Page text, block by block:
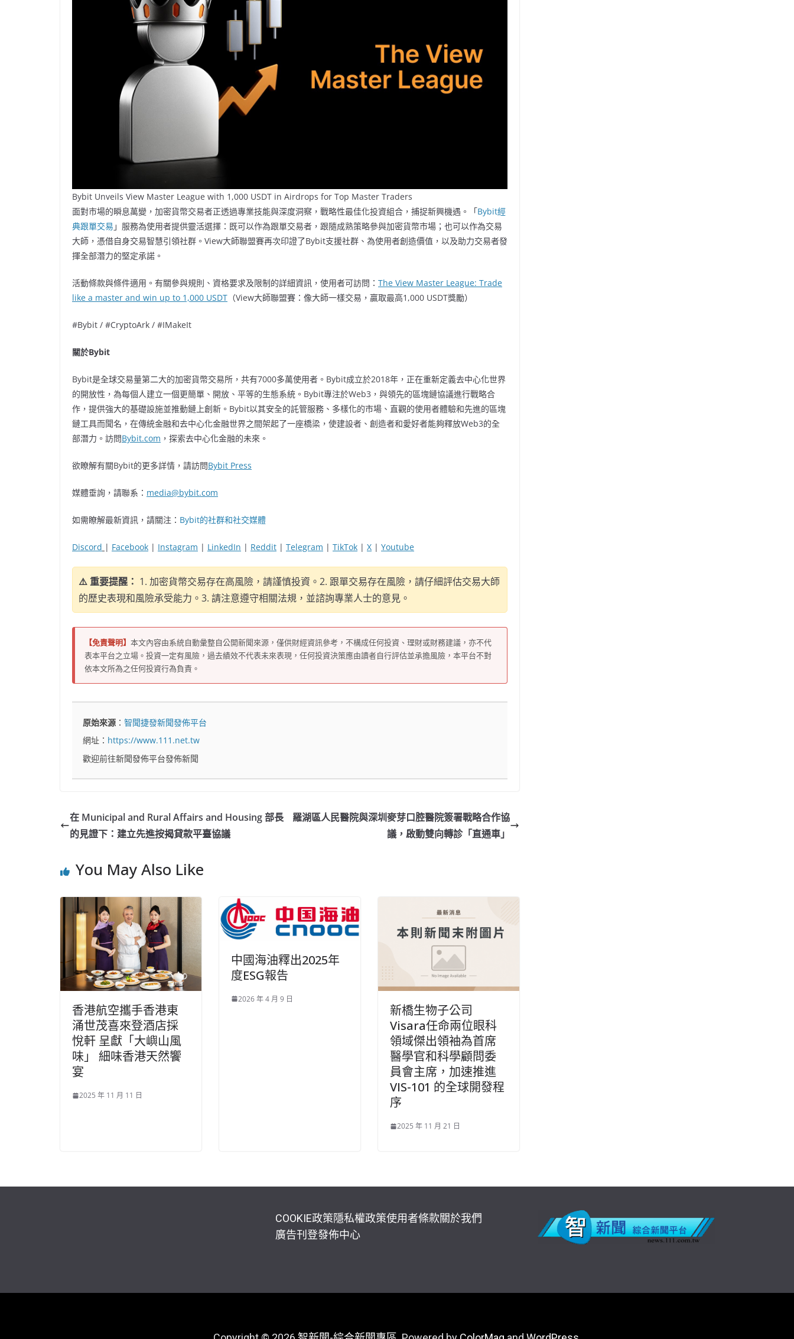
Bybit Unveils View Master League with 1,000 USDT in Airdrops for Top Master Traders
面對市場的瞬息萬變，加密貨幣交易者正透過專業技能與深度洞察，戰略性最佳化投資組合，捕捉新興機遇。「Bybit經
典跟單交易 」服務為使用者提供靈活選擇：既可以作為跟單交易者，跟隨成熟策略參與加密貨幣市場；也可以作為交易
大師，憑借自身交易智慧引領社群。View大師聯盟賽再次印證了Bybit支援社群、為使用者創造價值，以及助力交易者發
揮全部潛力的堅定承諾。
活動條款與條件適用。有關參與規則、資格要求及限制的詳細資訊，使用者可訪問： The View Master League: Trade
like a master and win up to 1,000 USDT （View大師聯盟賽：像大師一樣交易，贏取最高1,000 USDT獎勵）
#Bybit / #CryptoArk / #IMakeIt
關於Bybit
Bybit是全球交易量第二大的加密貨幣交易所，共有7000多萬使用者。Bybit成立於2018年，正在重新定義去中心化世界
的開放性，為每個人建立一個更簡單、開放、平等的生態系統。Bybit專注於Web3，與領先的區塊鏈協議進行戰略合
作，提供強大的基礎設施並推動鏈上創新。Bybit以其安全的託管服務、多樣化的市場、直觀的使用者體驗和先進的區塊
鏈工具而聞名，在傳統金融和去中心化金融世界之間架起了一座橋梁，使建設者、創造者和愛好者能夠釋放Web3的全
部潛力。訪問Bybit.com ，探索去中心化金融的未來。
欲瞭解有關Bybit的更多詳情，請訪問Bybit Press
媒體垂詢，請聯系： media@bybit.com
如需瞭解最新資訊，請關注： Bybit的社群和社交媒體
Discord | Facebook | Instagram | LinkedIn | Reddit | Telegram | TikTok | X | Youtube
⚠️ 重要提醒： 1. 加密貨幣交易存在高風險，請謹慎投資。2. 跟單交易存在風險，請仔細評估交易大師
的歷史表現和風險承受能力。3. 請注意遵守相關法規，並諮詢專業人士的意見。
【免責聲明】 本文內容由系統自動彙整自公開新聞來源，僅供財經資訊參考，不構成任何投資、理財或財務建議，亦不代
表本平台之立場。投資一定有風險，過去績效不代表未來表現，任何投資決策應由讀者自行評估並承擔風險，本平台不對
依本文所為之任何投資行為負責。
原始來源 ：智聞捷發新聞發佈平台
網址： https://www.111.net.tw
歡迎前往新聞發佈平台發佈新聞
在 Municipal and Rural Affairs and Housing 部長
的見證下：建立先進按揭貸款平臺協議
羅湖區人民醫院與深圳麥芽口腔醫院簽署戰略合作協
議，啟動雙向轉診「直通車」
You May Also Like
香港航空攜手香港東
涌世茂喜來登酒店採
悅軒 呈獻「大嶼山風
味」 細味香港天然饗
宴
2025 年 11 月 11 日
中國海油釋出2025年
度ESG報告
2026 年 4 月 9 日
新橋生物子公司
Visara任命兩位眼科
領域傑出領袖為首席
醫學官和科學顧問委
員會主席，加速推進
VIS-101 的全球開發程
序
2025 年 11 月 21 日
COOKIE政策隱私權政策使用者條款關於我們
廣告刊登發佈中心